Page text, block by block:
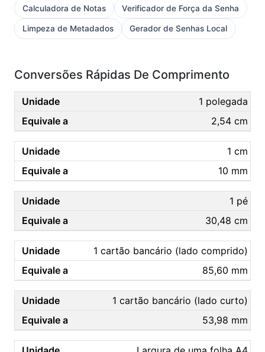
Calculadora de Notas Verificador de Força da Senha
Limpeza de Metadados Gerador de Senhas Local
Conversões Rápidas De Comprimento
1 polegada
2,54 cm
1 cm
10 mm
1 pé
30,48 cm
1 cartão bancário (lado comprido)
85,60 mm
1 cartão bancário (lado curto)
53,98 mm